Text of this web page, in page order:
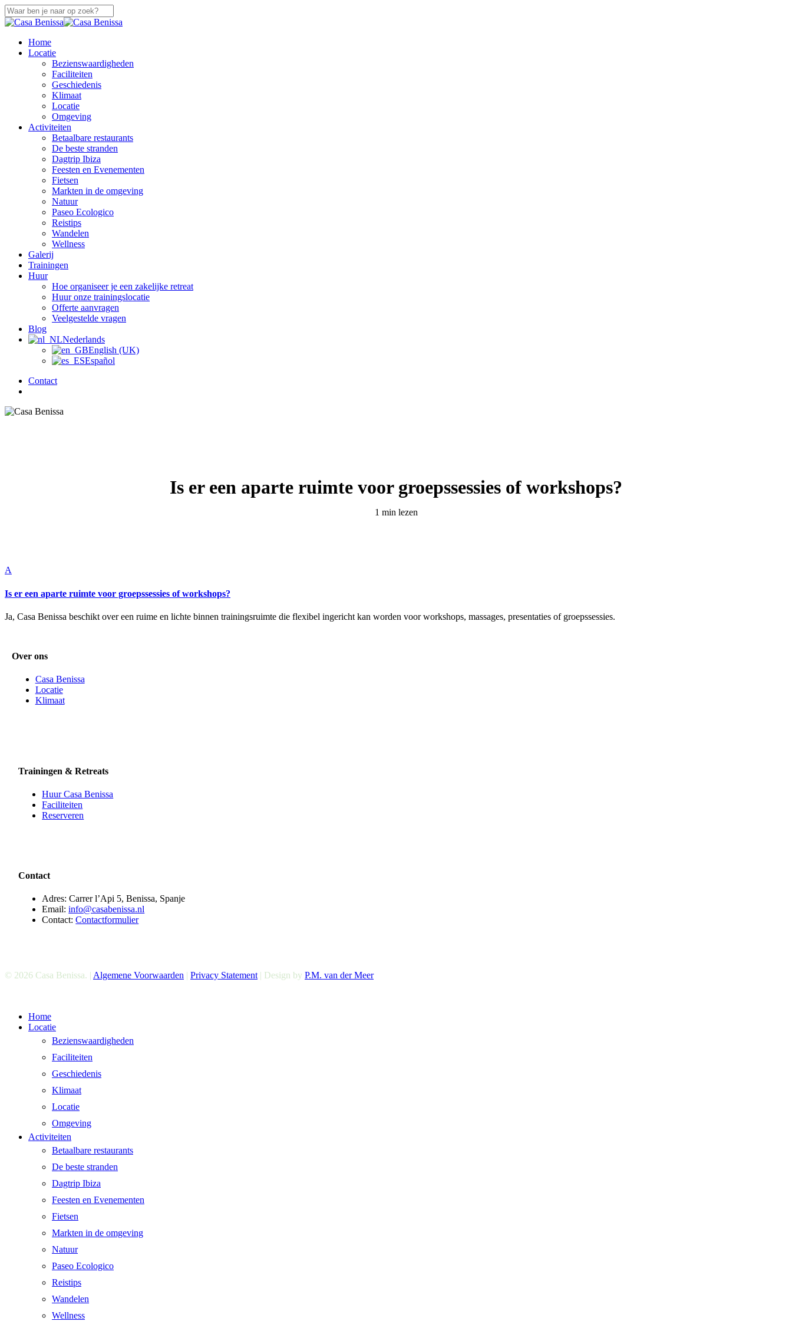
Overslaan
naar
Sluiten
zoek
Menu
Home
Locatie
Bezienswaardigheden
Faciliteiten
Geschiedenis
Klimaat
Locatie
Omgeving
Activiteiten
Betaalbare restaurants
De beste stranden
Dagtrip Ibiza
Feesten en Evenementen
Fietsen
Markten in de omgeving
Natuur
Paseo Ecologico
Reistips
Wandelen
Wellness
Galerij
Trainingen
Huur
Hoe organiseer je een zakelijke retreat
Huur onze trainingslocatie
Offerte aanvragen
Veelgestelde vragen
Blog
Nederlands
English (UK)
Español
Contact
Is er een aparte ruimte voor groepssessies of workshops?
1 min lezen
A
Is er een aparte ruimte voor groepssessies of workshops?
Ja, Casa Benissa beschikt over een ruime en lichte binnen trainingsruimte die flexibel ingericht kan worden voor workshops, massages, presentaties of groepssessies.
Over ons
Casa Benissa
Locatie
Klimaat
Trainingen & Retreats
Huur Casa Benissa
Faciliteiten
Reserveren
Contact
Adres: Carrer l’Api 5, Benissa, Spanje
Email:info@casabenissa.nl
Contact:Contactformulier
© 2026 Casa Benissa. | Algemene Voorwaarden | Privacy Statement | Design by P.M. van der Meer
Menu
sluiten
Home
Locatie
Bezienswaardigheden
Faciliteiten
Geschiedenis
Klimaat
Locatie
Omgeving
Activiteiten
Betaalbare restaurants
De beste stranden
Dagtrip Ibiza
Feesten en Evenementen
Fietsen
Markten in de omgeving
Natuur
Paseo Ecologico
Reistips
Wandelen
Wellness